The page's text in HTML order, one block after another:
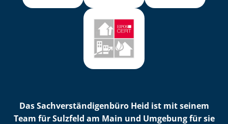
Das Sach­ver­stän­di­gen­bü­ro Heid ist mit seinem
Team für Sulzfeld am Main und Umgebung für sie